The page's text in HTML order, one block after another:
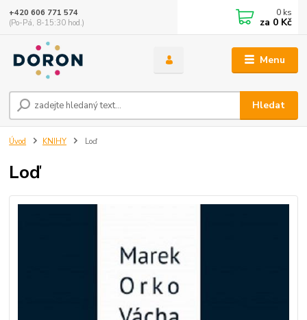
Menu
Hledat
+420 606 771 574
(Po-Pá, 8-15:30 hod.)
0 ks
za 0 Kč
Úvod KNIHY Loď
Loď